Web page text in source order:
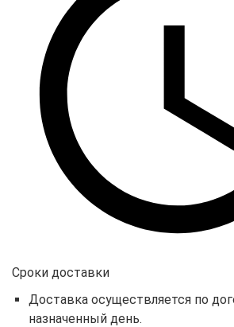
Сроки доставки
Доставка осуществляется по
назначенный день.